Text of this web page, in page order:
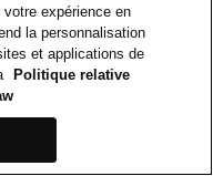
expérience en
la personnalisation
et applications de
Politique relative